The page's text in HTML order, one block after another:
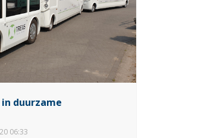
in duurzame
06:33